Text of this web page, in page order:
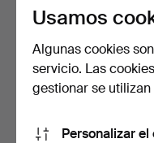
KAY BOJESEN. 1886-
Caballo balancín, …
2 días
53 USD
Usamos
Algunas cookies
servicio. Las
gestionar se utilizan
Personalizar